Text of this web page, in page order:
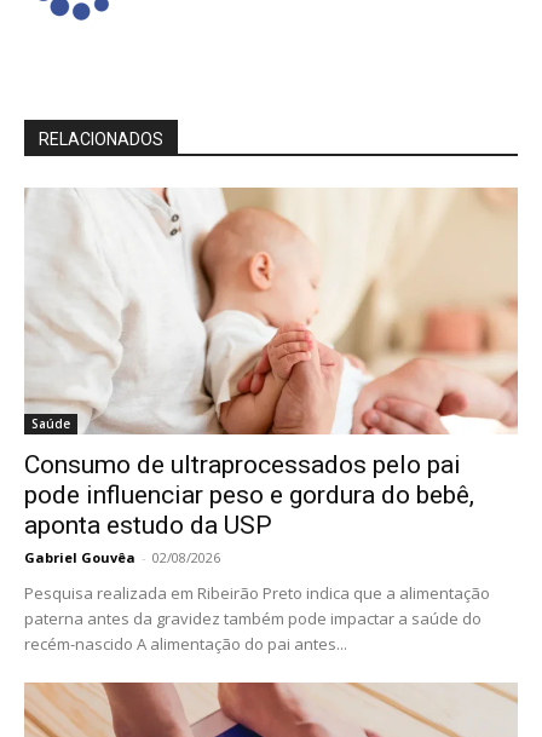
RELACIONADOS
Saúde
Consumo de ultraprocessados pelo pai
pode influenciar peso e gordura do bebê,
aponta estudo da USP
Gabriel Gouvêa - 02/08/2026
Pesquisa realizada em Ribeirão Preto indica que a alimentação
paterna antes da gravidez também pode impactar a saúde do
recém-nascido A alimentação do pai antes...